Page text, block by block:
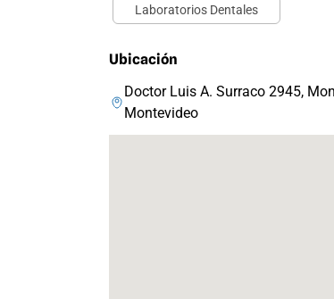
Laboratorios Dentales
Ubicación
Doctor Luis A. Surraco 2945,
Montevideo